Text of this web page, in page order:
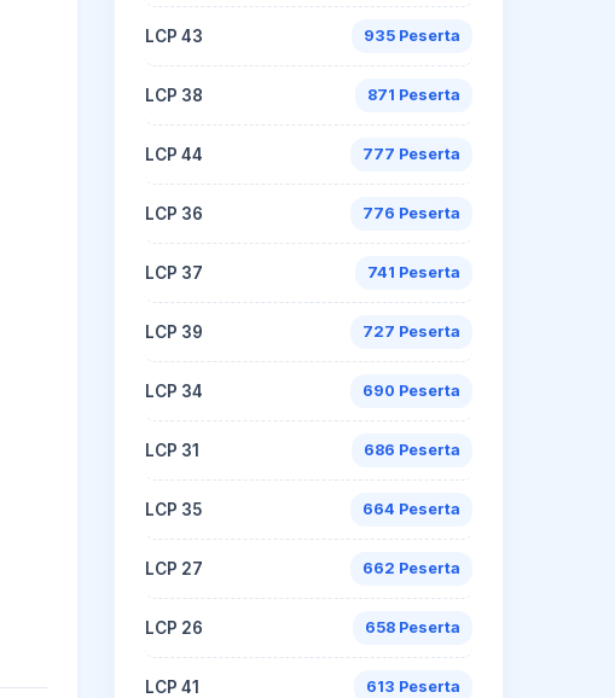
LCP 43 935 Peserta
LCP 38 871 Peserta
LCP 44 777 Peserta
LCP 36 776 Peserta
LCP 37 741 Peserta
LCP 39 727 Peserta
LCP 34 690 Peserta
LCP 31 686 Peserta
LCP 35 664 Peserta
LCP 27 662 Peserta
LCP 26 658 Peserta
LCP 41 613 Peserta